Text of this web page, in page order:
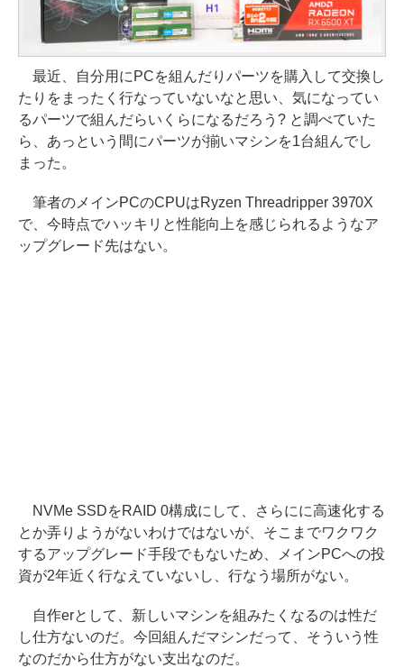
最近、自分用にPCを組んだりパーツを購入して交換し
たりをまったく行なっていないなと思い、気になってい
るパーツで組んだらいくらになるだろう? と調べていた
ら、あっという間にパーツが揃いマシンを1台組んでし
まった。
筆者のメインPCのCPUはRyzen Threadripper 3970X
で、今時点でハッキリと性能向上を感じられるようなア
ップグレード先はない。
NVMe SSDをRAID 0構成にして、さらにに高速化する
とか弄りようがないわけではないが、そこまでワクワク
するアップグレード手段でもないため、メインPCへの投
資が2年近く行なえていないし、行なう場所がない。
自作erとして、新しいマシンを組みたくなるのは性だ
し仕方ないのだ。今回組んだマシンだって、そういう性
なのだから仕方がない支出なのだ。